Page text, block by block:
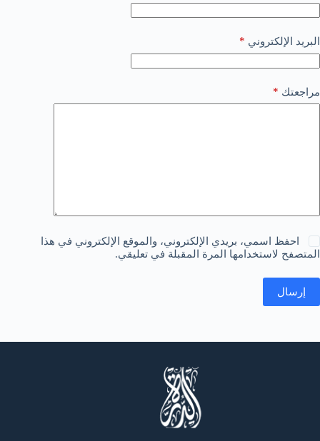
البريد الإلكتروني *
مراجعتك *
احفظ اسمي، بريدي الإلكتروني، والموقع الإلكتروني في هذا
المتصفح لاستخدامها المرة المقبلة في تعليقي.
إرسال